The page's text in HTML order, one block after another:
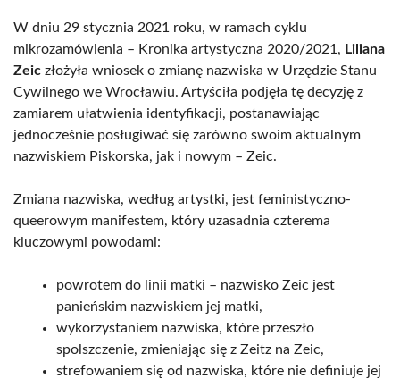
W dniu 29 stycznia 2021 roku, w ramach cyklu
mikrozamówienia – Kronika artystyczna 2020/2021, Liliana
Zeic złożyła wniosek o zmianę nazwiska w Urzędzie Stanu
Cywilnego we Wrocławiu. Artyściła podjęła tę decyzję z
zamiarem ułatwienia identyfikacji, postanawiając
jednocześnie posługiwać się zarówno swoim aktualnym
nazwiskiem Piskorska, jak i nowym – Zeic.
Zmiana nazwiska, według artystki, jest feministyczno-
queerowym manifestem, który uzasadnia czterema
kluczowymi powodami:
powrotem do linii matki – nazwisko Zeic jest
panieńskim nazwiskiem jej matki,
wykorzystaniem nazwiska, które przeszło
spolszczenie, zmieniając się z Zeitz na Zeic,
strefowaniem się od nazwiska, które nie definiuje jej